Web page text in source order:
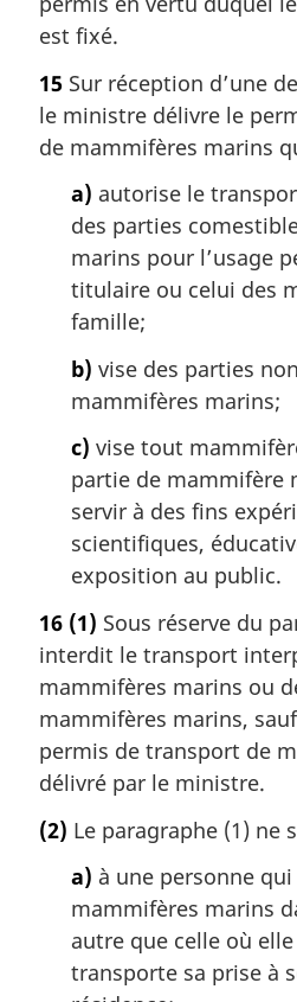
est fixé.
15 Sur réception d’une
le ministre délivre le
de mammifères marins
a) autorise le
des parties
marins pour l’usage
titulaire ou celui des
famille;
b) vise des parties
mammifères marins;
c) vise tout
partie de mammifère
servir à des fins
scientifiques,
exposition au public.
16 (1) Sous réserve du
interdit le transport
mammifères marins ou
mammifères marins,
permis de transport de
délivré par le ministre.
(2) Le paragraphe (1) ne
a) à une personne
mammifères marins
autre que celle où
transporte sa prise à